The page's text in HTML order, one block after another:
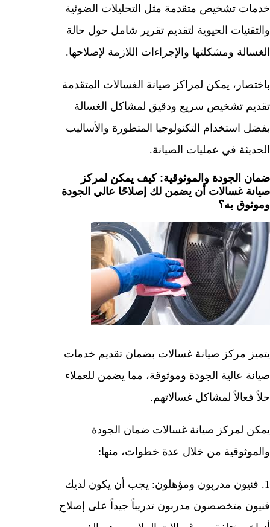
خدمات تشخيص متقدمة مثل التحليلات الضوئية
والتقنيات الحيوية لتقديم تقرير شامل حول حالة
الغسالة ومشكلتها والإجراءات اللازمة لإصلاحها.
باختصار، يمكن لمراكز صيانة الغسالات المتقدمة
تقديم تشخيص سريع ودقيق لمشاكل الغسالة
بفضل استخدام التكنولوجيا المتطورة والأساليب
الحديثة في عمليات الصيانة.
ضمان الجودة والموثوقية: كيف يمكن لمركز
صيانة غسالات أن يضمن لك إصلاحًا عالي الجودة
وموثوق به؟
يتميز مركز صيانة غسالات بضمان تقديم خدمات
صيانة عالية الجودة وموثوقة، مما يضمن للعملاء
حلاً فعالاً لمشاكل غسالاتهم.
يمكن لمركز صيانة غسالات ضمان الجودة
والموثوقية من خلال عدة خطوات، منها:
1. فنيون مدربون ومؤهلون: يجب أن يكون لديك
فنيون متخصصون مدربون تدريباً جيداً على إصلاح